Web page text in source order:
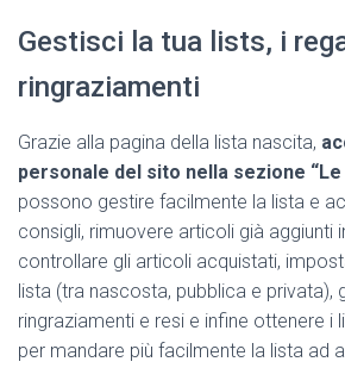
Gestisci la tua lists, i
ringraziamenti
Grazie alla pagina della lista nascita,
personale del sito nella sezione
possono gestire facilmente la lista e
consigli, rimuovere articoli già aggiunti
controllare gli articoli acquistati,
lista (tra nascosta, pubblica e privata),
ringraziamenti e resi e infine ottenere i
per mandare più facilmente la lista ad